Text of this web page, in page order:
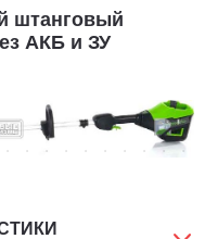
штанговый
АКБ и ЗУ